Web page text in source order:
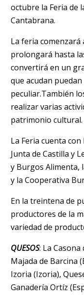
octubre la Feria de
Cantabrana.
La feria comenzará
prolongará hasta
convertirá en un
que acudan
peculiar.También
realizar varias
patrimonio cultural.
La Feria cuenta
Junta de Castilla y
y Burgos Alimenta,
y la Cooperativa
En la treintena de
productores de la
variedad de
QUESOS: La
Majada de Barcina
Izoria (Izoria),
Ganadería Ortíz